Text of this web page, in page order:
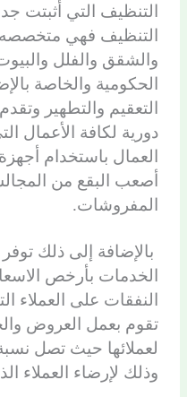
التنظيف التي أثبتت
التنظيف فهي
والشقق والفلل
الحكومية والخاصة
التعقيم والتطهير
دورية لكافة الأعمال
العمال باستخدام
أصعب البقع من
المفروشات.
بالإضافة إلى ذلك
الخدمات بأرخص
النفقات على العملاء
تقوم بعمل العروض
وذلك لإرضاء العملاء